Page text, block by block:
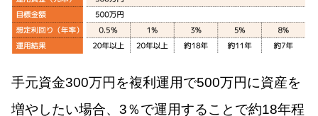
手元資金300万円を複利運用で500万円に資産を
増やしたい場合、3％で運用することで約18年程